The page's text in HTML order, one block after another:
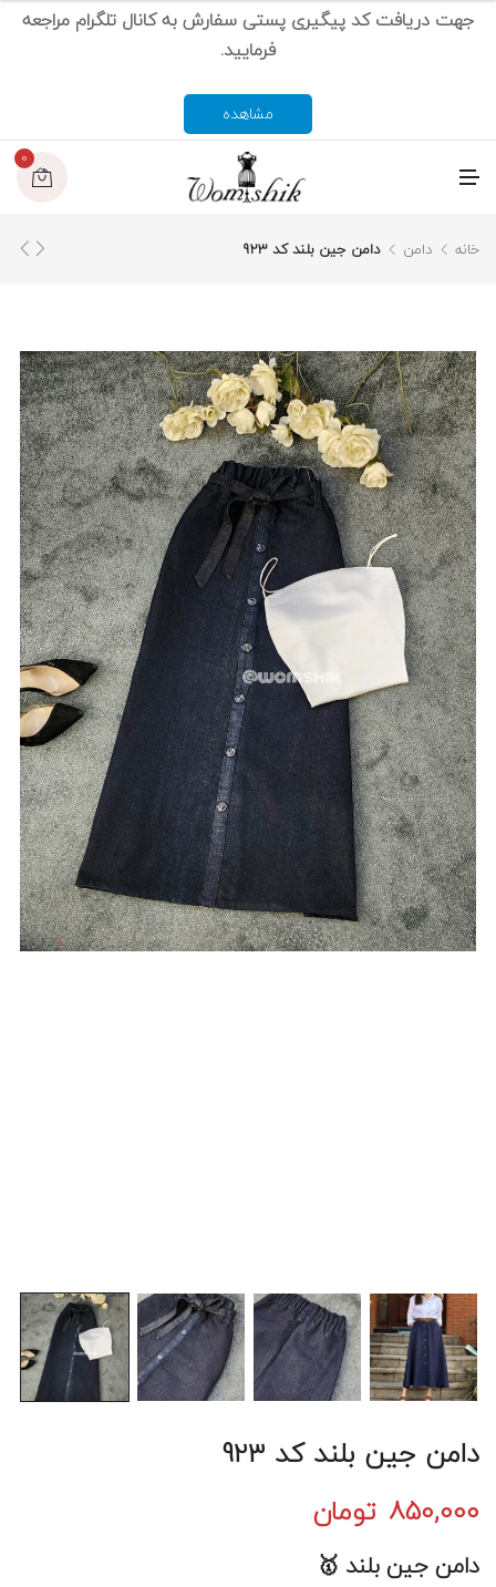
جهت دریافت کد پیگیری پستی سفارش به کانال تلگرام مراجعه
فرمایید.
مشاهده
0
خانه دامن دامن جین بلند کد 923
دامن جین بلند کد 923
850,000 تومان
دامن جین بلند 🥇